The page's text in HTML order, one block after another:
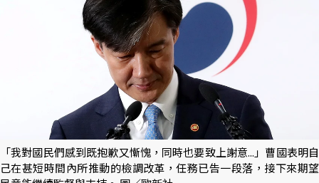
「我對國民們感到既抱歉又慚愧，同時也要致上謝意...」曹國表明自
己在甚短時間內所推動的檢調改革，任務已告一段落，接下來期望